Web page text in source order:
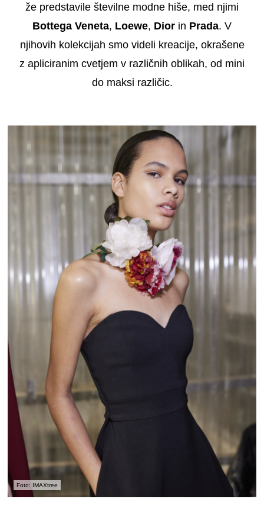
že predstavile številne modne hiše, med njimi
Bottega Veneta, Loewe, Dior in Prada. V
njihovih kolekcijah smo videli kreacije, okrašene
z apliciranim cvetjem v različnih oblikah, od mini
do maksi različic.
Foto: IMAXtree